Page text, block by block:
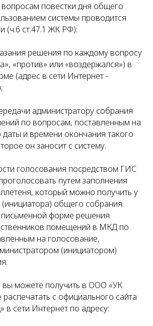
повестки дня общего
системы проводится
(ч.6 ст.47.1 ЖК РФ):
решения по каждому вопросу
«против» или «воздержался») в
(адрес в сети Интернет -
администратору собрания
по вопросам, поставленным на
и времени окончания такого
он заносит с систему.
голосования посредством ГИС
путем заполнения
который можно получить у
общего собрания.
форме решения
помещений в МКД по
на голосование,
(инициатором)
вы можете получить в ООО «УК
распечатать с официального сайта
сети Интернет по адресу: